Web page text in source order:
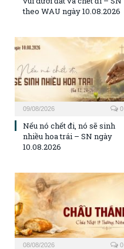
theo WAU ngày 10.08.2026
09/08/2026 0
Nếu nó chết đi, nó sẽ sinh
nhiều hoa trái – SN ngày
10.08.2026
08/08/2026 0